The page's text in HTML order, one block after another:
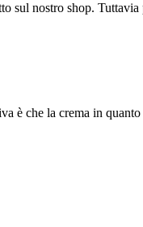
sul nostro shop.
è che la crema in